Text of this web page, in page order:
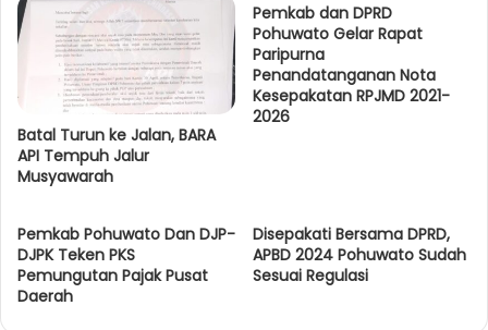
e
Batal Turun ke Jalan, BARA
API Tempuh Jalur
Musyawarah
Pemkab dan DPRD
Pohuwato Gelar Rapat
Paripurna
Penandatanganan Nota
Kesepakatan RPJMD 2021-
2026
Pemkab Pohuwato Dan DJP-
DJPK Teken PKS
Pemungutan Pajak Pusat
Daerah
Disepakati Bersama DPRD,
APBD 2024 Pohuwato Sudah
Sesuai Regulasi